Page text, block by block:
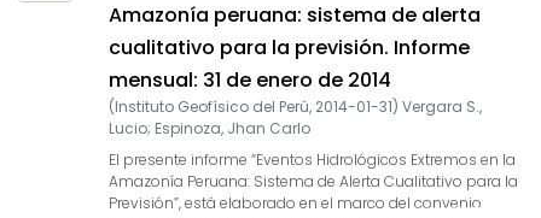
Amazonía peruana: sistema de alerta
cualitativo para la previsión. Informe
mensual: 31 de enero de 2014
(Instituto Geofísico del Perú, 2014-01-31) Vergara S.,
Lucio; Espinoza, Jhan Carlo
El presente informe “Eventos Hidrológicos Extremos en la
Amazonía Peruana: Sistema de Alerta Cualitativo para la
Previsión”, está elaborado en el marco del convenio